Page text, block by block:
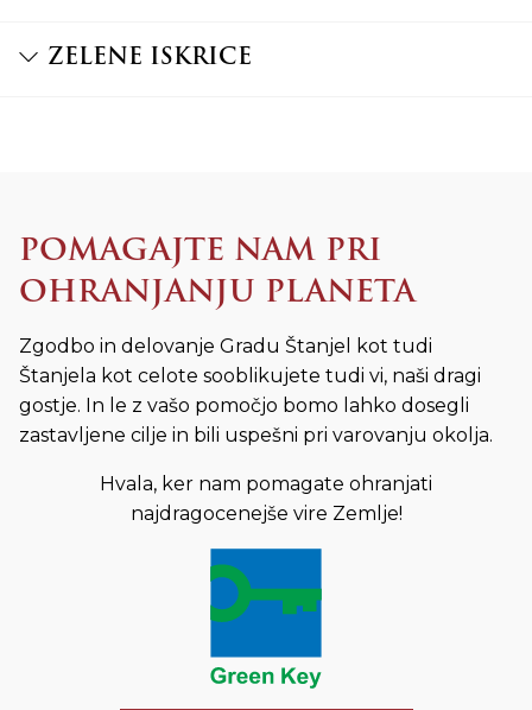
ZELENE ISKRICE
POMAGAJTE NAM PRI
OHRANJANJU PLANETA
Zgodbo in delovanje Gradu Štanjel kot tudi
Štanjela kot celote sooblikujete tudi vi, naši dragi
gostje. In le z vašo pomočjo bomo lahko dosegli
zastavljene cilje in bili uspešni pri varovanju okolja.
Hvala, ker nam pomagate ohranjati
najdragocenejše vire Zemlje!